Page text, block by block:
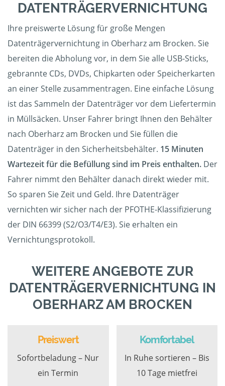
DATENTRÄGERVERNICHTUNG
Ihre preiswerte Lösung für große Mengen
Datenträgervernichtung in Oberharz am Brocken. Sie
bereiten die Abholung vor, in dem Sie alle USB-Sticks,
gebrannte CDs, DVDs, Chipkarten oder Speicherkarten
an einer Stelle zusammentragen. Eine einfache Lösung
ist das Sammeln der Datenträger vor dem Liefertermin
in Müllsäcken. Unser Fahrer bringt Ihnen den Behälter
nach Oberharz am Brocken und Sie füllen die
Datenträger in den Sicherheitsbehälter. 15 Minuten
Wartezeit für die Befüllung sind im Preis enthalten. Der
Fahrer nimmt den Behälter danach direkt wieder mit.
So sparen Sie Zeit und Geld. Ihre Datenträger
vernichten wir sicher nach der PFOTHE-Klassifizierung
der DIN 66399 (S2/O3/T4/E3). Sie erhalten ein
Vernichtungsprotokoll.
WEITERE ANGEBOTE ZUR
DATENTRÄGERVERNICHTUNG IN
OBERHARZ AM BROCKEN
Preiswert
Sofortbeladung – Nur
ein Termin
Komfortabel
In Ruhe sortieren – Bis
10 Tage mietfrei